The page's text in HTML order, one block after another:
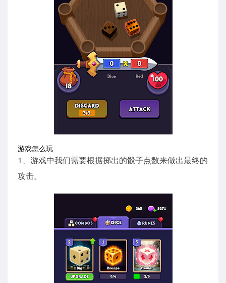
游戏怎么玩
1、游戏中我们需要根据掷出的骰子点数来做出最终的
攻击。